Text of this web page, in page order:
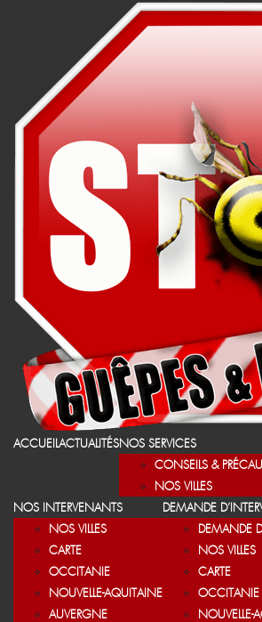
ACCUEILACTUALITÉSNOS SERVICES
CONSEILS &
NOS VILLES
NOS INTERVENANTS
NOS VILLES
CARTE
OCCITANIE
NOUVELLE-AQUITAINE
AUVERGNE
DEMANDE
DEMANDE
NOS VILLES
CARTE
OCCITANIE
NOUVELLE-